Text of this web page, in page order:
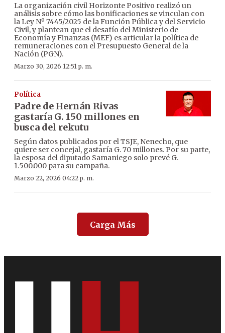
La organización civil Horizonte Positivo realizó un
análisis sobre cómo las bonificaciones se vinculan con
la Ley Nº 7445/2025 de la Función Pública y del Servicio
Civil, y plantean que el desafío del Ministerio de
Economía y Finanzas (MEF) es articular la política de
remuneraciones con el Presupuesto General de la
Nación (PGN).
Marzo 30, 2026 12:51 p. m.
Política
Padre de Hernán Rivas
gastaría G. 150 millones en
busca del rekutu
Según datos publicados por el TSJE, Nenecho, que
quiere ser concejal, gastaría G. 70 millones. Por su parte,
la esposa del diputado Samaniego solo prevé G.
1.500.000 para su campaña.
Marzo 22, 2026 04:22 p. m.
Carga Más